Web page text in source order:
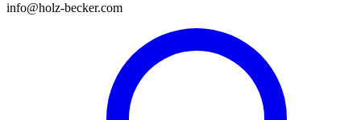
info@holz-becker.com